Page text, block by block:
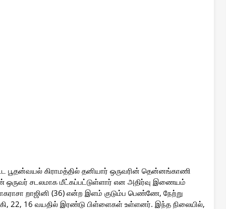
பூதன்வயல் கிராமத்தில் தனியார் ஒருவரின் தென்னங்காணி
ஒருவர் சடலமாக மீட்கப்பட்டுள்ளார் என அதிர்வு இணையம்
றாஜினி (36) என்ற இளம் குடும்ப பெண்ணே, நேற்று
22, 16 வயதில் இரண்டு பிள்ளைகள் உள்ளனர். இந்த நிலையில்,